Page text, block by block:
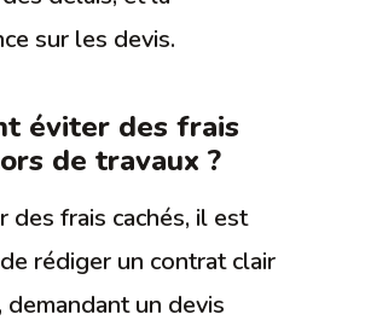
sur les devis.
éviter des frais
de travaux ?
des frais cachés, il est
rédiger un contrat clair
un devis